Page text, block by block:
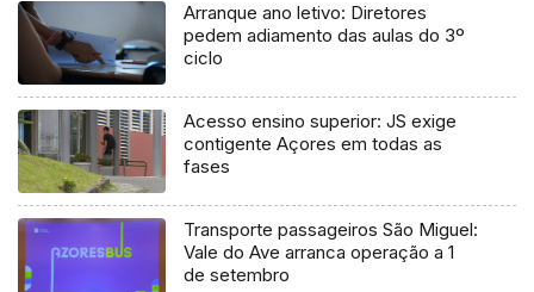
Arranque ano letivo: Diretores
pedem adiamento das aulas do 3º
ciclo
Acesso ensino superior: JS exige
contigente Açores em todas as
fases
Transporte passageiros São Miguel:
Vale do Ave arranca operação a 1
de setembro